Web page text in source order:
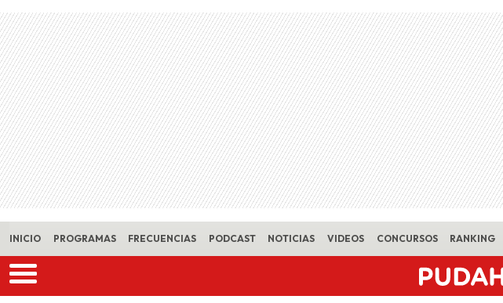
Skip to main content
INICIO PROGRAMAS FRECUENCIAS PODCAST NOTICIAS VIDEOS CONCURSOS RANKING